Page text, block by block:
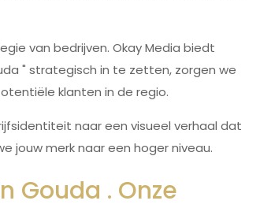
van bedrijven. Okay Media biedt
" strategisch in te zetten, zorgen we
klanten in de regio.
naar een visueel verhaal dat
jouw merk naar een hoger niveau.
Gouda . Onze